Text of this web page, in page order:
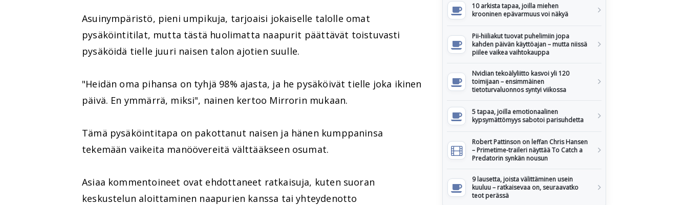
Asuinympäristö, pieni umpikuja, tarjoaisi jokaiselle talolle omat
pysäköintitilat, mutta tästä huolimatta naapurit päättävät toistuvasti
pysäköidä tielle juuri naisen talon ajotien suulle.
"Heidän oma pihansa on tyhjä 98% ajasta, ja he pysäköivät tielle joka ikinen
päivä. En ymmärrä, miksi", nainen kertoo Mirrorin mukaan.
Tämä pysäköintitapa on pakottanut naisen ja hänen kumppaninsa
tekemään vaikeita manöövereitä välttääkseen osumat.
Asiaa kommentoineet ovat ehdottaneet ratkaisuja, kuten suoran
keskustelun aloittaminen naapurien kanssa tai yhteydenotto
10 arkista tapaa, joilla miehen
krooninen epävarmuus voi näkyä
Pii-hiiliakut tuovat puhelimiin jopa
kahden päivän käyttöajan – mutta niissä
piilee vaikea vaihtokauppa
Nvidian tekoälyliitto kasvoi yli 120
toimijaan – ensimmäinen
tietoturvaluonnos syntyi viikossa
5 tapaa, joilla emotionaalinen
kypsymättömyys sabotoi parisuhdetta
Robert Pattinson on leffan Chris Hansen
– Primetime-traileri näyttää To Catch a
Predatorin synkän nousun
9 lausetta, joista välittäminen usein
kuuluu – ratkaisevaa on, seuraavatko
teot perässä